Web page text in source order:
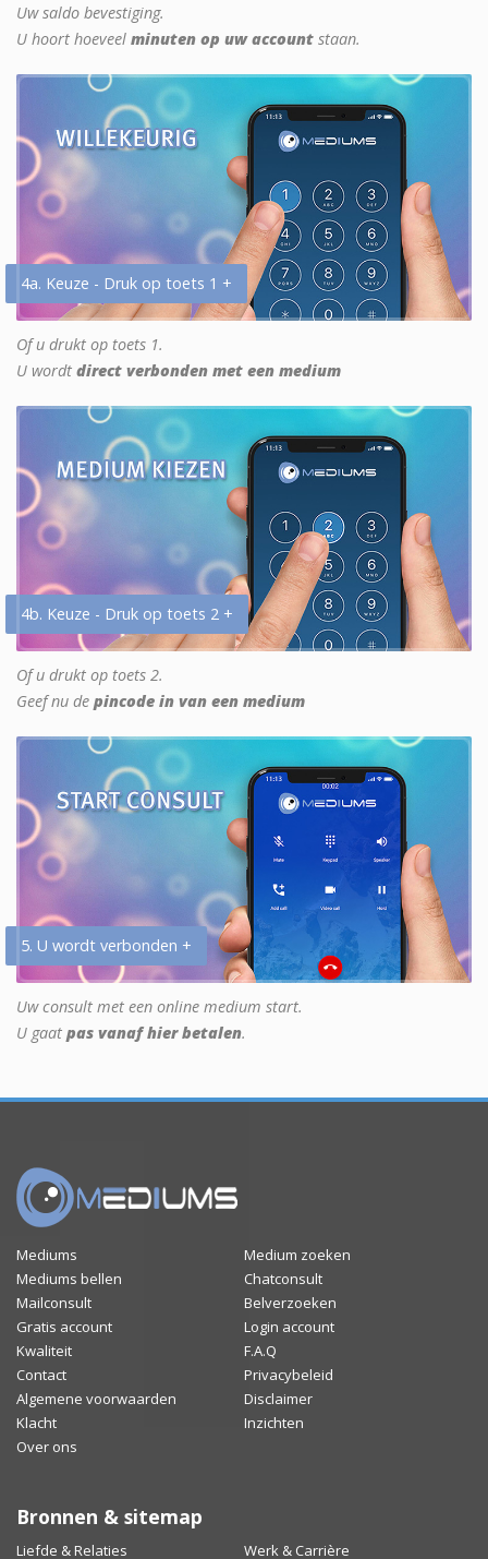
Uw saldo bevestiging.
U hoort hoeveel minuten op uw account staan.
4a. Keuze - Druk op toets 1 +
Of u drukt op toets 1.
U wordt direct verbonden met een medium
4b. Keuze - Druk op toets 2 +
Of u drukt op toets 2.
Geef nu de pincode in van een medium
5. U wordt verbonden +
Uw consult met een online medium start.
U gaat pas vanaf hier betalen.
Mediums
Medium zoeken
Mediums bellen
Chatconsult
Mailconsult
Belverzoeken
Gratis account
Login account
Kwaliteit
F.A.Q
Contact
Privacybeleid
Algemene voorwaarden
Disclaimer
Klacht
Inzichten
Over ons
Bronnen & sitemap
Liefde & Relaties Werk & Carrière